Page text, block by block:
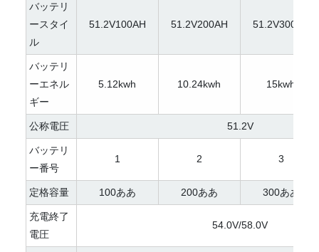
バッテリ
ースタイ
ル
51.2V100AH 51.2V200AH 51.2V300AH
バッテリ
ーエネル
ギー
5.12kwh 10.24kwh 15kwh
公称電圧 51.2V
バッテリ
ー番号
1 2 3
定格容量 100ああ 200ああ 300ああ
充電終了
電圧
54.0V/58.0V